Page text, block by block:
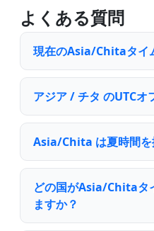
よくある質問
現在のAsia/Chitaタイ
アジア / チタ のUTCオ
Asia/Chita は夏時間を
どの国がAsia/Chitaタ
ますか？